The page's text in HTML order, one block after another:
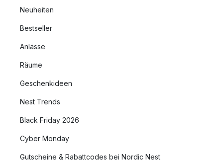
Neuheiten
Bestseller
Anlässe
Räume
Geschenkideen
Nest Trends
Black Friday 2026
Cyber Monday
Gutscheine & Rabattcodes bei Nordic Nest